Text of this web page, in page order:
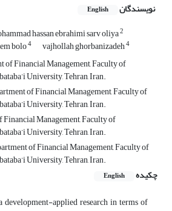
نویسندگان English
hassan ebrahimi sarv oliya2
bolo4 vajhollah ghorbanizadeh4
of Financial Management, Faculty of
University, Tehran, Iran.
of Financial Management, Faculty of
University, Tehran, Iran.
Management, Faculty of
University, Tehran, Iran.
of Financial Management, Faculty of
University, Tehran, Iran.
چکیده
English
development-applied research in terms of